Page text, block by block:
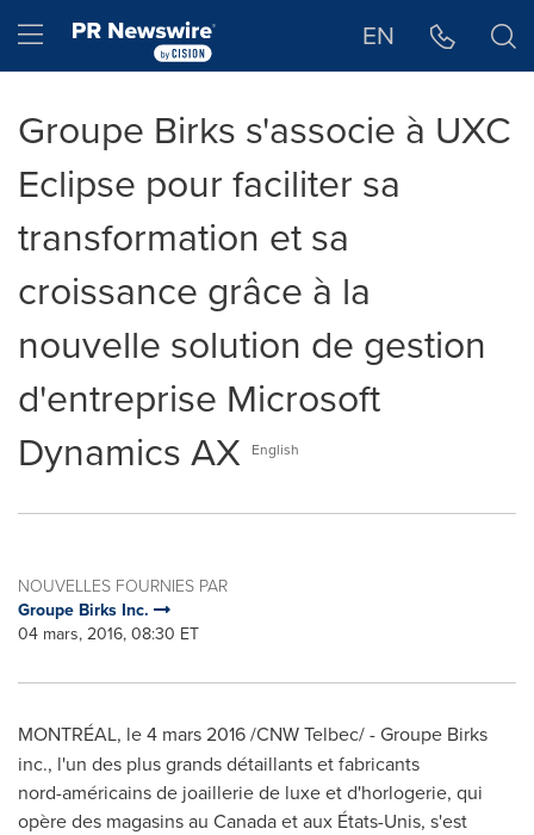
Hamburger menu EN
Groupe Birks s'associe à UXC
Eclipse pour faciliter sa
transformation et sa
croissance grâce à la
nouvelle solution de gestion
d'entreprise Microsoft
Dynamics AX English
NOUVELLES FOURNIES PAR
Groupe Birks Inc.
04 mars, 2016, 08:30 ET
MONTRÉAL, le 4 mars 2016 /CNW Telbec/ -Groupe Birks
inc., l'un des plus grands détaillants et fabricants
nord-américains de joaillerie de luxe et d'horlogerie, qui
opère des magasins au Canadaet aux États-Unis, s'est